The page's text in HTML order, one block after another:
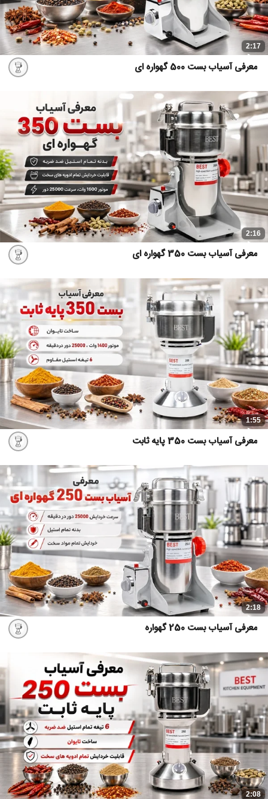
2:17
معرفی آسیاب بست 500 گهواره ای
2:16
معرفی آسیاب بست 350 گهواره ای
1:55
معرفی آسیاب بست 350 پایه ثابت
2:18
معرفی آسیاب بست 250 گهواره
2:08